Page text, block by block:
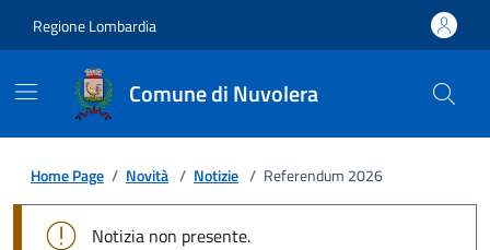
Regione Lombardia
Comune di Nuvolera
Home Page / Novità / Notizie / Referendum 2026
Notizia non presente.